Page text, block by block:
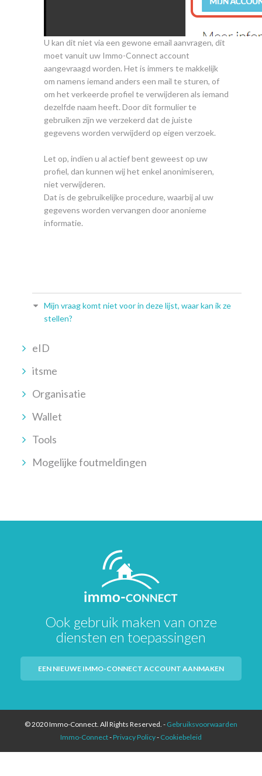
U kan dit niet via een gewone email aanvragen, dit
moet vanuit uw Immo-Connect account
aangevraagd worden. Het is immers te makkelijk
om namens iemand anders een mail te sturen, of
om het verkeerde profiel te verwijderen als iemand
dezelfde naam heeft. Door dit formulier te
gebruiken zijn we verzekerd dat de juiste
gegevens worden verwijderd op eigen verzoek.
Let op, indien u al actief bent geweest op uw
profiel, dan kunnen wij het enkel anonimiseren,
niet verwijderen.
Dat is de gebruikelijke procedure, waarbij al uw
gegevens worden vervangen door anonieme
informatie.
Mijn vraag komt niet voor in deze lijst, waar kan ik ze
stellen?
eID
itsme
Organisatie
Wallet
Tools
Mogelijke foutmeldingen
Ook gebruik maken van onze
diensten en toepassingen
EEN NIEUWE IMMO-CONNECT ACCOUNT AANMAKEN
© 2020 Immo-Connect. All Rights Reserved. - Gebruiksvoorwaarden
Immo-Connect- Privacy Policy- Cookiebeleid